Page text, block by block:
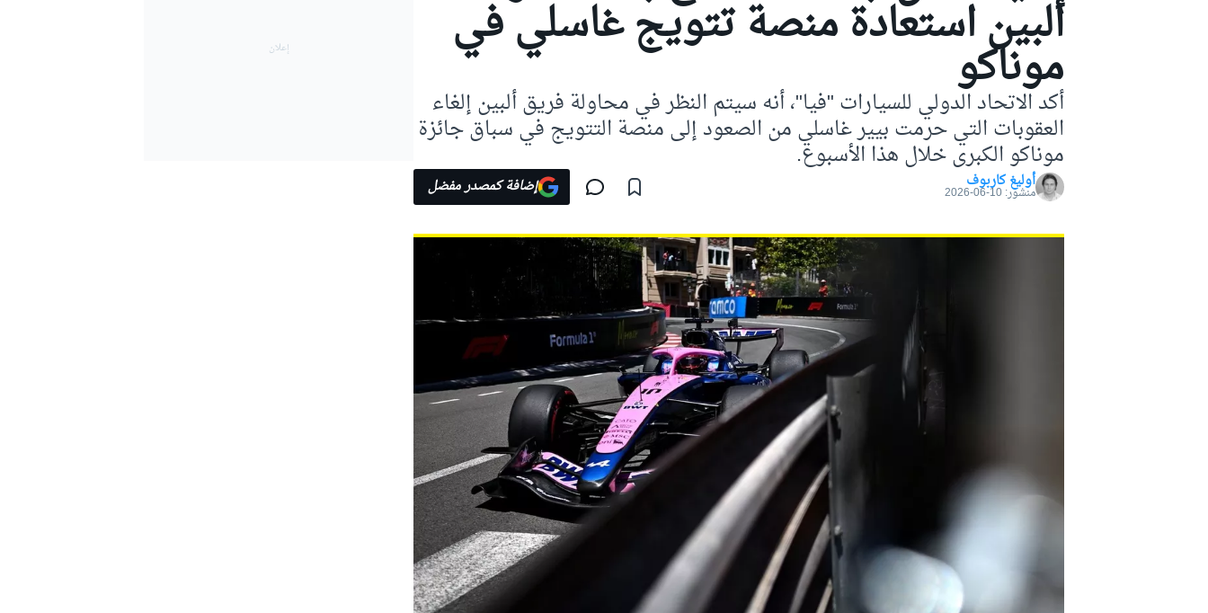
موتو جي بي
دبليو آر سي
ألبين استعادة منصة تتويج غاسلي في
موناكو
أكد الاتحاد الدولي للسيارات "فيا"، أنه سيتم النظر في محاولة فريق ألبين إلغاء
العقوبات التي حرمت بيير غاسلي من الصعود إلى منصة التتويج في سباق جائزة
موناكو الكبرى خلال هذا الأسبوع.
أوليغ كاربوف
منشور:10-06-2026 إضافة كمصدر مفضل